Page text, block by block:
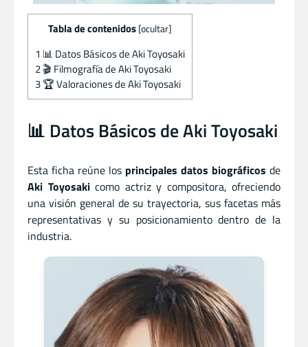
Tabla de contenidos [ocultar]
1 📊 Datos Básicos de Aki Toyosaki
2🎬 Filmografía de Aki Toyosaki
3🏆 Valoraciones de Aki Toyosaki
📊 Datos Básicos de Aki Toyosaki
Esta ficha reúne los principales datos biográficos de
Aki Toyosakicomo actrizy compositora, ofreciendo
una visión general de su trayectoria, sus facetas más
representativas y su posicionamiento dentro de la
industria.